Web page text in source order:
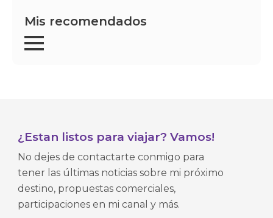
Mis recomendados
¿Estan listos para viajar? Vamos!
No dejes de contactarte conmigo para
tener las últimas noticias sobre mi próximo
destino, propuestas comerciales,
participaciones en mi canal y más.